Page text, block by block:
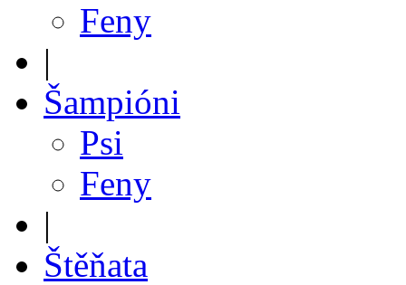
Feny
|
Šampióni
Psi
Feny
|
Štěňata